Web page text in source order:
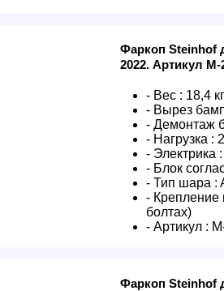
Фаркоп Steinhof
2022. Артикул M-
- Вес : 18,4 кг
- Вырез
- Демонтаж
- Нагрузка :
- Электрика :
- Блок
- Тип шара :
- Крепление
болтах)
- Артикул :
Фаркоп Steinhof